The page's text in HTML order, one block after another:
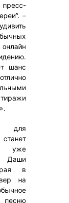
–
шанс
для
уже
Даши
в
на
песню